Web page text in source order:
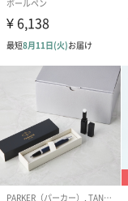
ク
お届けボックスオ
配送用のダンボール
送りする際に人気の
合は、紙袋との併用も